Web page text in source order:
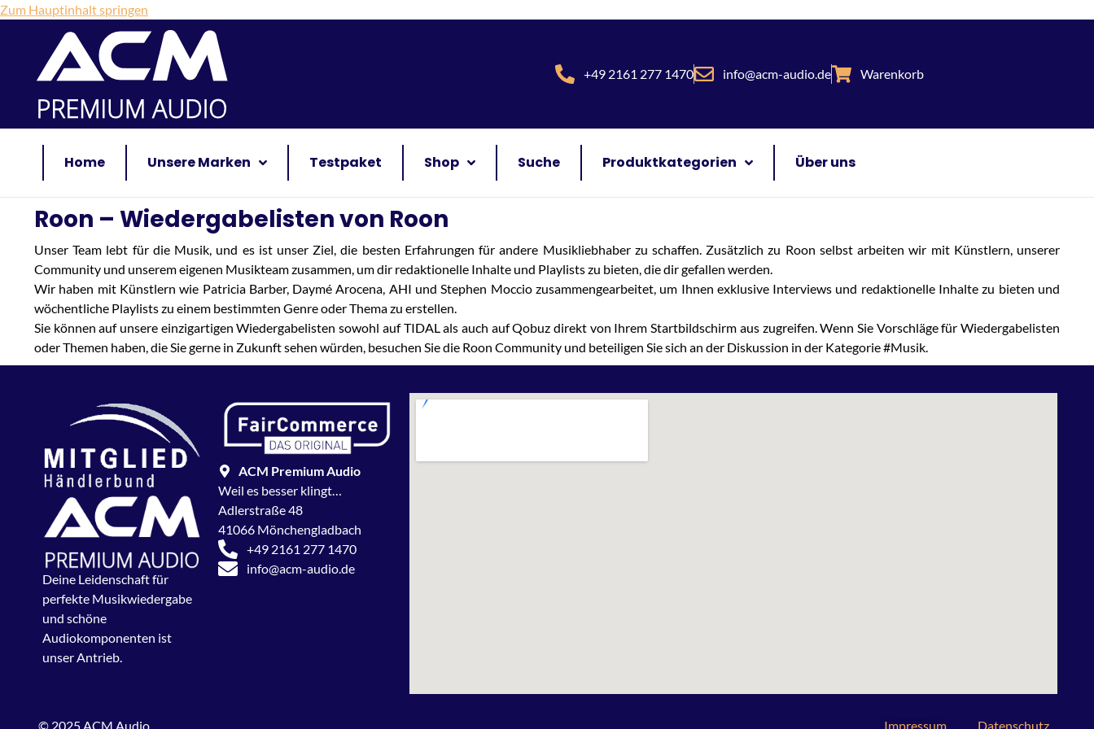
Zum Hauptinhalt springen
+49 2161 277 1470 info@acm-audio.de Warenkorb
Home Unsere Marken Testpaket Shop Suche Produktkategorien Über uns
Roon – Wiedergabelisten von Roon
Unser Team lebt für die Musik, und es ist unser Ziel, die besten Erfahrungen für andere Musikliebhaber zu schaffen. Zusätzlich zu Roon selbst arbeiten wir mit Künstlern, unserer
Community und unserem eigenen Musikteam zusammen, um dir redaktionelle Inhalte und Playlists zu bieten, die dir gefallen werden.
Wir haben mit Künstlern wie Patricia Barber, Daymé Arocena, AHI und Stephen Moccio zusammengearbeitet, um Ihnen exklusive Interviews und redaktionelle Inhalte zu bieten und
wöchentliche Playlists zu einem bestimmten Genre oder Thema zu erstellen.
Sie können auf unsere einzigartigen Wiedergabelisten sowohl auf TIDAL als auch auf Qobuz direkt von Ihrem Startbildschirm aus zugreifen. Wenn Sie Vorschläge für Wiedergabelisten
oder Themen haben, die Sie gerne in Zukunft sehen würden, besuchen Sie die Roon Community und beteiligen Sie sich an der Diskussion in der Kategorie #Musik.
Deine Leidenschaft für
perfekte Musikwiedergabe
und schöne
Audiokomponenten ist
unser Antrieb.
ACM Premium Audio
Weil es besser klingt…
Adlerstraße 48
41066 Mönchengladbach
+49 2161 277 1470
info@acm-audio.de
© 2025 ACM Audio Impressum Datenschutz